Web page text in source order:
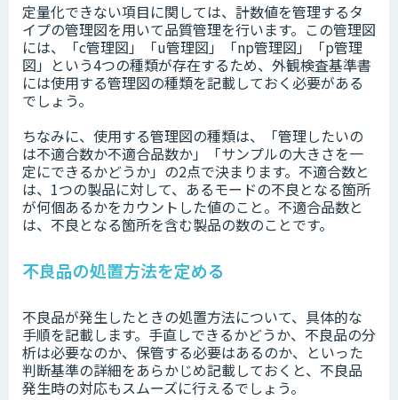
定量化できない項目に関しては、計数値を管理するタ
イプの管理図を用いて品質管理を行います。この管理図
には、「c管理図」「u管理図」「np管理図」「p管理
図」という4つの種類が存在するため、外観検査基準書
には使用する管理図の種類を記載しておく必要がある
でしょう。
ちなみに、使用する管理図の種類は、「管理したいの
は不適合数か不適合品数か」「サンプルの大きさを一
定にできるかどうか」の2点で決まります。不適合数と
は、1つの製品に対して、あるモードの不良となる箇所
が何個あるかをカウントした値のこと。不適合品数と
は、不良となる箇所を含む製品の数のことです。
不良品の処置方法を定める
不良品が発生したときの処置方法について、具体的な
手順を記載します。手直しできるかどうか、不良品の分
析は必要なのか、保管する必要はあるのか、といった
判断基準の詳細をあらかじめ記載しておくと、不良品
発生時の対応もスムーズに行えるでしょう。